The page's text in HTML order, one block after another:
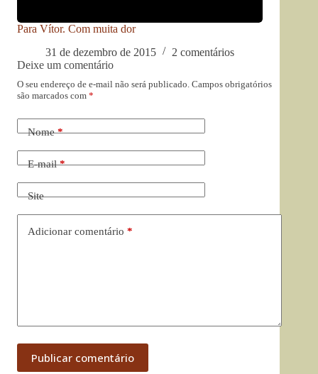
Para Vítor. Com muita dor
31 de dezembro de 2015
2 comentários
Deixe um comentário
O seu endereço de e-mail não será publicado. Campos obrigatórios
são marcados com *
Nome*
E-mail*
Site
Adicionar comentário *
Publicar comentário